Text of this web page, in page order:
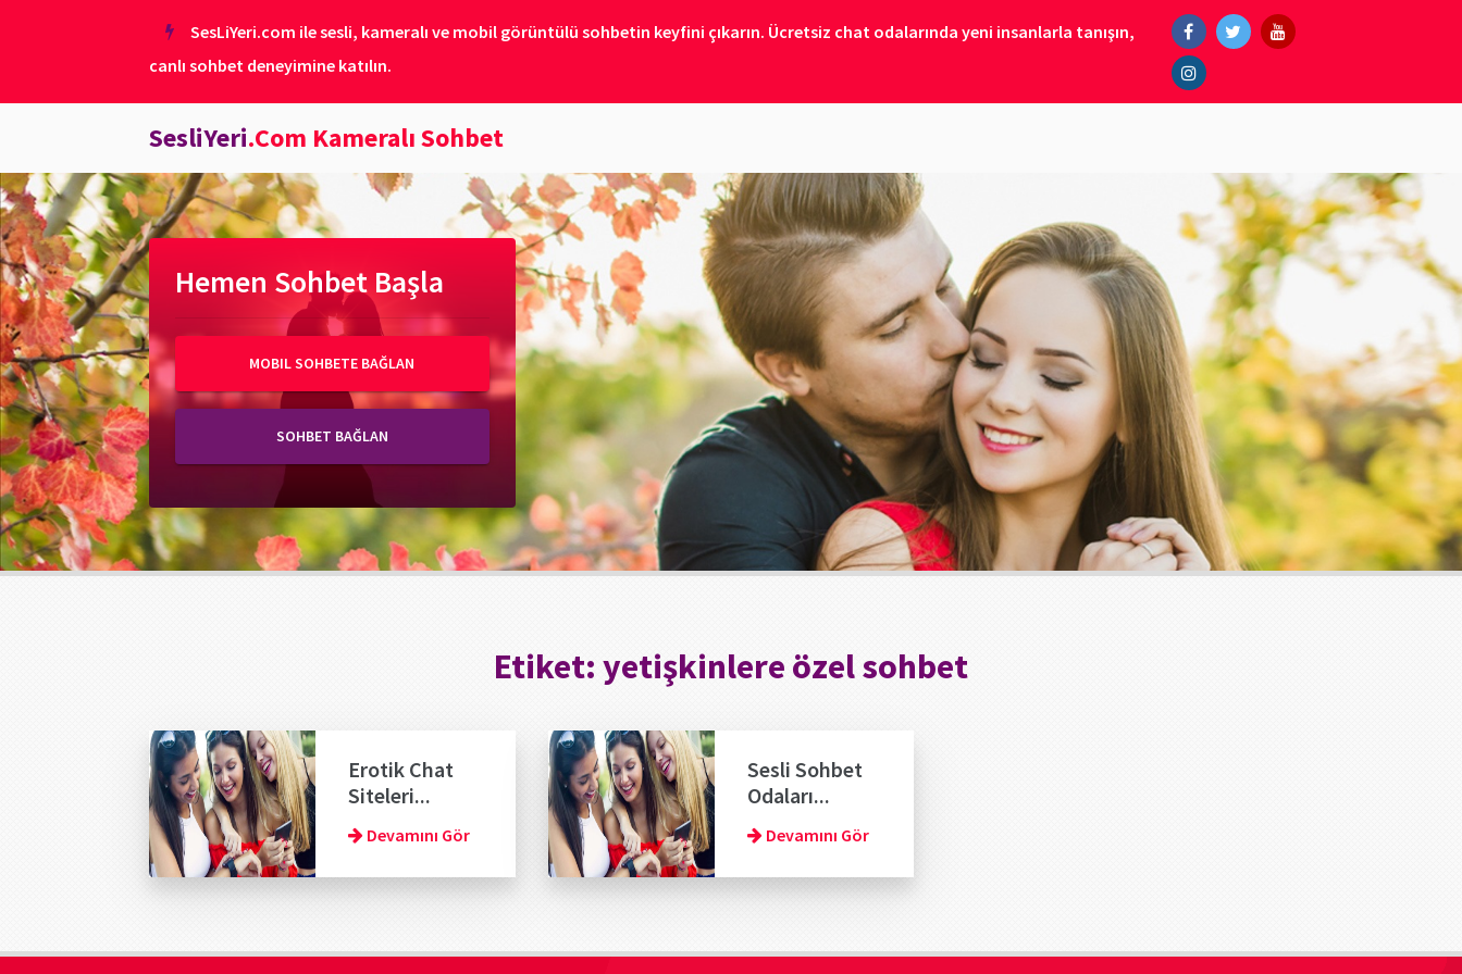
SesLiYeri.com ile sesli, kameralı ve mobil görüntülü sohbetin keyfini çıkarın. Ücretsiz chat odalarında yeni insanlarla tanışın,
canlı sohbet deneyimine katılın.
SesliYeri.Com Kameralı Sohbet
Hemen Sohbet Başla
MOBIL SOHBETE BAĞLAN
SOHBET BAĞLAN
Etiket: yetişkinlere özel sohbet
Erotik Chat
Siteleri...
Devamını Gör
Sesli Sohbet
Odaları...
Devamını Gör